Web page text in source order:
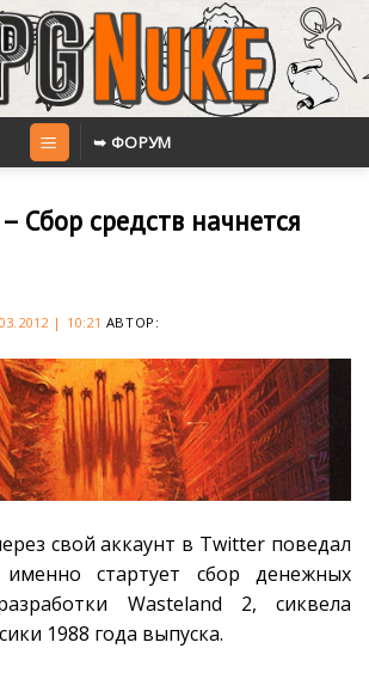
➥ ФОРУМ
Сбор средств начнется
| 10:21 АВТОР:
свой аккаунт в Twitter поведал
стартует сбор денежных
Wasteland 2, сиквела
1988 года выпуска.